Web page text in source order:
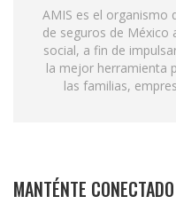
AMIS es el organismo
de seguros de México
social, a fin de
la mejor herramienta
las familias,
MANTÉNTE CONECTADO